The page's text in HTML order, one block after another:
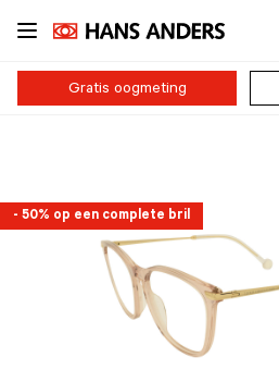
Ga
naar
inhoud
Gratis oogmeting
- 50% op een complete bril